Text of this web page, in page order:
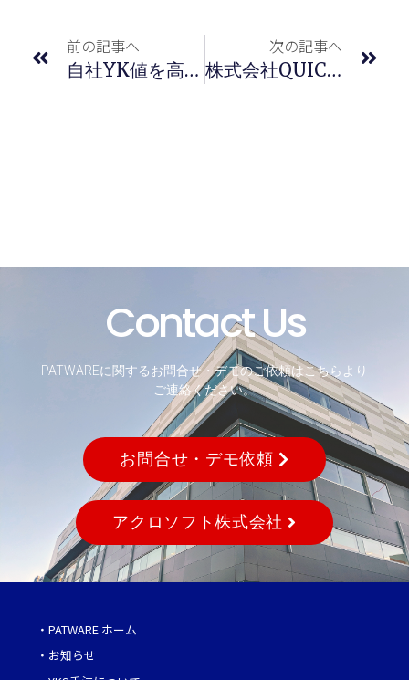
前の記事へ
自社YK値を高めるためにできること
次の記事へ
株式会社QUICK様のニュースでご紹介いただきました
Contact Us
PATWAREに関するお問合せ・デモのご依頼はこちらより
ご連絡ください。
お問合せ・デモ依頼
アクロソフト株式会社
・ PATWARE ホーム
・ お知らせ